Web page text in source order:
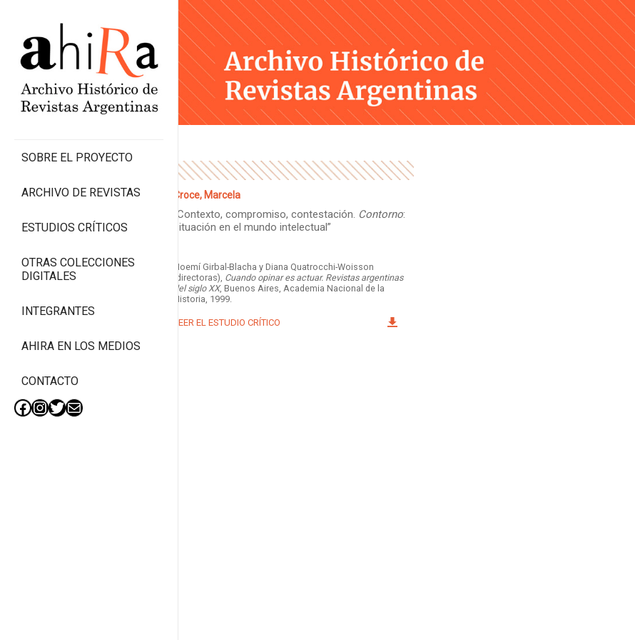
Skip
to
content
SOBRE EL PROYECTO
ARCHIVO DE REVISTAS
ESTUDIOS CRÍTICOS
OTRAS COLECCIONES
DIGITALES
INTEGRANTES
AHIRA EN LOS MEDIOS
CONTACTO
Facebook
Instagram
Twitter
Mail
Croce, Marcela
“Contexto, compromiso, contestación. Contorno:
situación en el mundo intelectual”
Noemí Girbal-Blacha y Diana Quatrocchi-Woisson
(directoras), Cuando opinar es actuar. Revistas argentinas
del siglo XX, Buenos Aires, Academia Nacional de la
Historia, 1999.
LEER EL ESTUDIO CRÍTICO